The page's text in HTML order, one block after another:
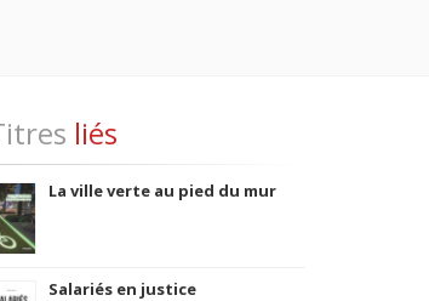
liés
La ville verte au pied du mur
Salariés en justice